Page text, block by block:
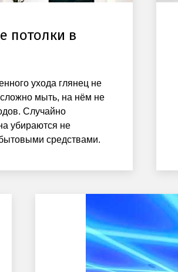
потолки в
ухода глянец не
мыть, на нём не
Случайно
убираются не
средствами.